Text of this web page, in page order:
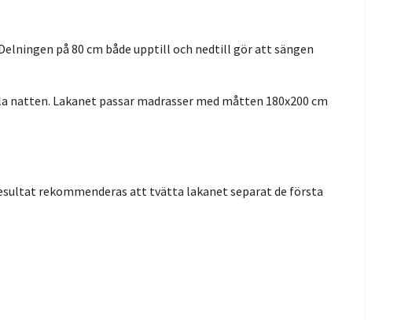
på 80 cm både upptill och nedtill gör att sängen
Lakanet passar madrasser med måtten 180x200 cm
rekommenderas att tvätta lakanet separat de första